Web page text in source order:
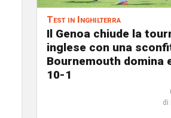
Test in Inghilterra
Il Genoa chiude la
inglese con una
Bournemouth domina
10-1
di